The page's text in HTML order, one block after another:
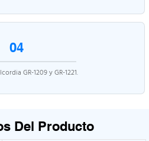
04
GR-1209 y GR-1221.
Del Producto